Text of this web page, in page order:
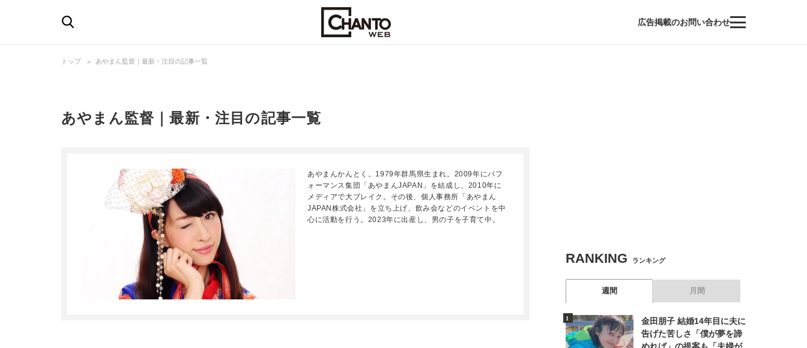
広告掲載のお問い合わせ
トップ あやまん監督｜最新・注目の記事一覧
あやまん監督｜最新・注目の記事一覧
あやまんかんとく。1979年群馬県生まれ。2009年にパフ
ォーマンス集団「あやまんJAPAN」を結成し、2010年に
メディアで大ブレイク。その後、個人事務所「あやまん
JAPAN株式会社」を立ち上げ、飲み会などのイベントを中
心に活動を行う。2023年に出産し、男の子を子育て中。
RANKING ランキング
週間 月間
金田朋子 結婚14年目に夫に
告げた苦しさ「僕が夢を諦